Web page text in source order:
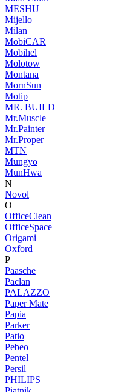
MESHU
Mijello
Milan
MobiCAR
Mobihel
Molotow
Montana
MornSun
Motip
MR. BUILD
Mr.Muscle
Mr.Painter
Mr.Proper
MTN
Mungyo
MunHwa
N
Novol
O
OfficeClean
OfficeSpace
Origami
Oxford
P
Paasche
Paclan
PALAZZO
Paper Mate
Papia
Parker
Patio
Pebeo
Pentel
Persil
PHILIPS